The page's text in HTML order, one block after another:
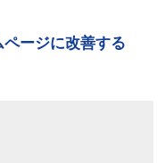
ージに改善する